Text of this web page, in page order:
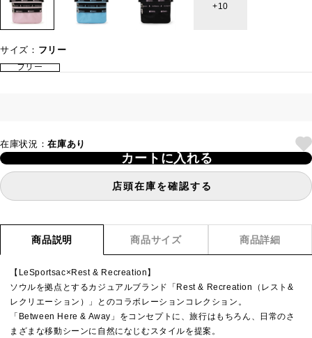
10
サイズ： フリー
フリー
在庫状況：在庫あり
カートに入れる
店頭在庫を確認する
商品説明 商品サイズ 商品詳細
【LeSportsac×Rest & Recreation】
ソウルを拠点とするカジュアルブランド「Rest & Recreation（レスト&
レクリエーション）」とのコラボレーションコレクション。
「Between Here & Away」をコンセプトに、旅行はもちろん、日常のさ
まざまな移動シーンに自然になじむスタイルを提案。